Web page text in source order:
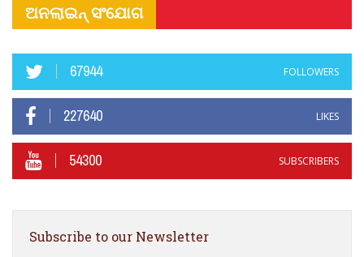
ଅନଲାଇନ୍ ସଂଯୋଗ
67944 FOLLOWERS
227640 LIKES
54300 SUBSCRIBERS
Subscribe to our Newsletter